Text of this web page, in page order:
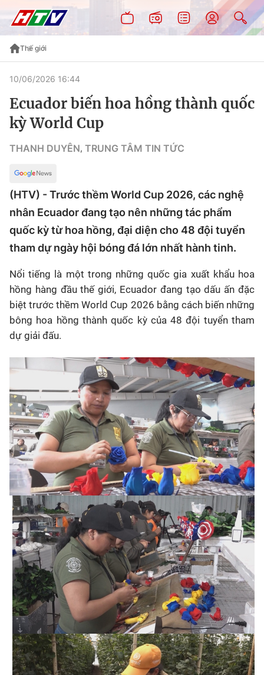
Thế giới
10/06/2026 16:44
Ecuador biến hoa hồng thành quốc
kỳ World Cup
THANH DUYÊN, TRUNG TÂM TIN TỨC
(HTV) - Trước thềm World Cup 2026, các nghệ
nhân Ecuador đang tạo nên những tác phẩm
quốc kỳ từ hoa hồng, đại diện cho 48 đội tuyển
tham dự ngày hội bóng đá lớn nhất hành tinh.
Nổi tiếng là một trong những quốc gia xuất khẩu hoa
hồng hàng đầu thế giới, Ecuador đang tạo dấu ấn đặc
biệt trước thềm World Cup 2026 bằng cách biến những
bông hoa hồng thành quốc kỳ của 48 đội tuyển tham
dự giải đấu.